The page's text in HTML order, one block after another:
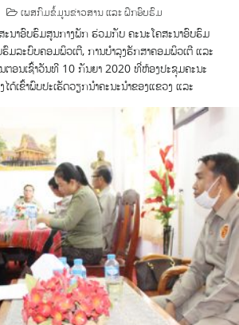
ເພສກົມຂໍ້ມູນຂ່າວສານ ແລະ ຝຶກອົບຮົມ
ະນາອົບຮົມສູນກາງພັກ ຮ່ວມກັບ ຄະນະໂຄສະນາອົບຮົມ
ມລະບົບຄອມພິວເຕີ, ການບຳລຸງຮັກສາຄອມພິວເຕີ ແລະ
ອນເຊົ້າວັນທີ 10 ກັນຍາ 2020 ທີ່ຫ້ອງປະຊຸມຄະນະ
ດ້ເຂົ້າພົບປະເຮັດວຽກນຳຄະນະນຳຂອງແຂວງ ແລະ